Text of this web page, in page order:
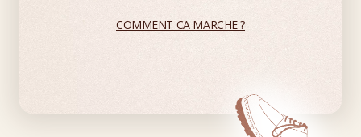
COMMENT CA MARCHE ?